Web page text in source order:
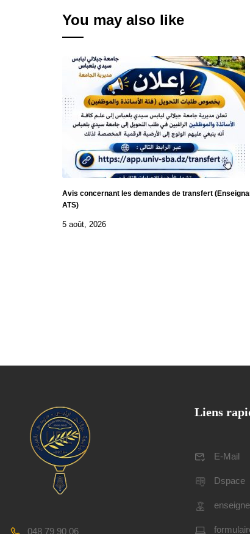
You may also like
Avis concernant les demandes de transfert
ATS)
5 août, 2026
048 79 90 06
Liens
E-Mail
Dspace